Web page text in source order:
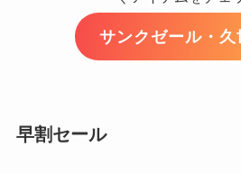
サンクゼール・久
早割セール